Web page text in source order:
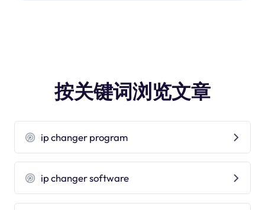
按关键词浏览文章
ip changer program
ip changer software